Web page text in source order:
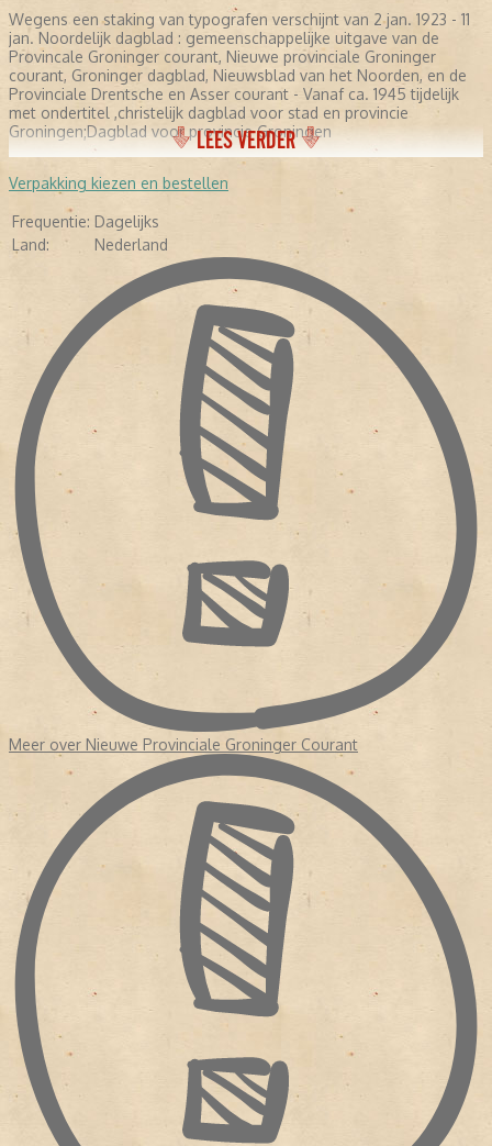
Wegens een staking van typografen verschijnt van 2 jan. 1923 - 11
jan. Noordelijk dagblad : gemeenschappelijke uitgave van de
Provincale Groninger courant, Nieuwe provinciale Groninger
courant, Groninger dagblad, Nieuwsblad van het Noorden, en de
Provinciale Drentsche en Asser courant - Vanaf ca. 1945 tijdelijk
met ondertitel ,christelijk dagblad voor stad en provincie
Groningen;Dagblad voor provincie Groningen
LEES VERDER
Verpakking kiezen en bestellen
Frequentie: Dagelijks
Land:
Nederland
Meer over Nieuwe Provinciale Groninger Courant